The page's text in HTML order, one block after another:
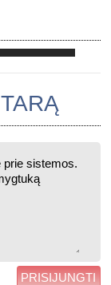
PRISIJUNGTI